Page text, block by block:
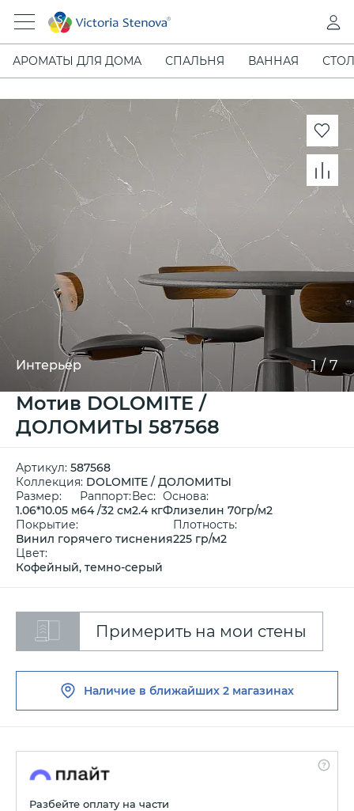
АРОМАТЫ ДЛЯ ДОМА СПАЛЬНЯ ВАННАЯ
Интерьер 1/7
Мотив DOLOMITE /
ДОЛОМИТЫ 587568
Артикул: 587568
Коллекция: DOLOMITE / ДОЛОМИТЫ
Размер:
1.06*10.05 м
Раппорт:
64 /32 см
Вес:
2.4 кг
Основа:
Флизелин 70гр/м2
Покрытие:
Винил горячего тиснения
Плотность:
225 гр/м2
Цвет:
Кофейный, темно-серый
Примерить на мои стены
Наличие в ближайших 2 магазинах
Разбейте оплату на части